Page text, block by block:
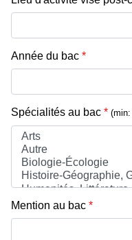
Année du bac *
Spécialités au bac *
Mention au bac *